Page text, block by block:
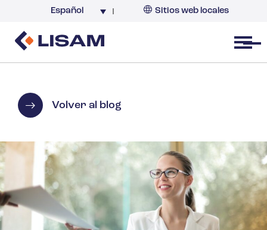
Español Sitios web locales
Open menu
Volver al blog